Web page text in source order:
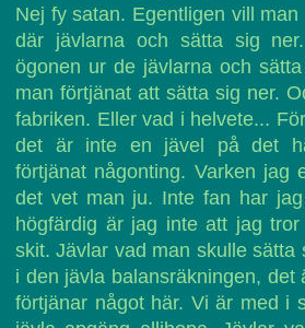
Nej fy satan. Egentligen vill
där jävlarna och sätta sig
ögonen ur de jävlarna och
man förtjänat att sätta sig ner.
fabriken. Eller vad i helvete...
det är inte en jävel på det
förtjänat någonting. Varken jag
det vet man ju. Inte fan har
högfärdig är jag inte att jag
skit. Jävlar vad man skulle sätta
i den jävla balansräkningen, det
förtjänar något här. Vi är med i